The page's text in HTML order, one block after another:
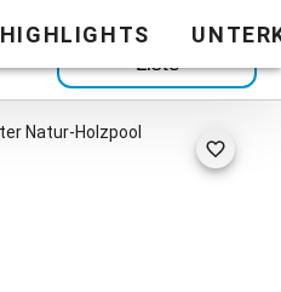
Zurück zur
Liste
HIGHLIGHTS